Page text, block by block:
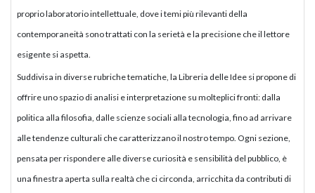
proprio laboratorio intellettuale, dove i temi più rilevanti della
contemporaneità sono trattati con la serietà e la precisione che il lettore
esigente si aspetta.
Suddivisa in diverse rubriche tematiche, la Libreria delle Idee si propone di
offrire uno spazio di analisi e interpretazione su molteplici fronti: dalla
politica alla filosofia, dalle scienze sociali alla tecnologia, fino ad arrivare
alle tendenze culturali che caratterizzano il nostro tempo. Ogni sezione,
pensata per rispondere alle diverse curiosità e sensibilità del pubblico, è
una finestra aperta sulla realtà che ci circonda, arricchita da contributi di